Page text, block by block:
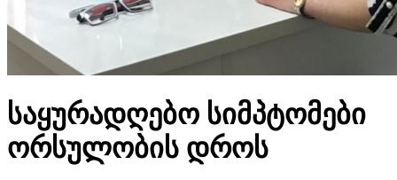
საყურადღებო სიმპტომები
ორსულობის დროს